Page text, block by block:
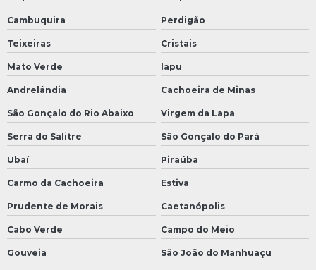
Cambuquira Perdigão
Teixeiras Cristais
Mato Verde Iapu
Andrelândia Cachoeira de Minas
São Gonçalo do Rio Abaixo Virgem da Lapa
Serra do Salitre São Gonçalo do Pará
Ubaí Piraúba
Carmo da Cachoeira Estiva
Prudente de Morais Caetanópolis
Cabo Verde Campo do Meio
Gouveia São João do Manhuaçu